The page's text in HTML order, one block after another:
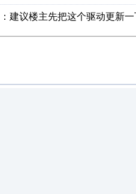
建议楼主先把这个驱动更新